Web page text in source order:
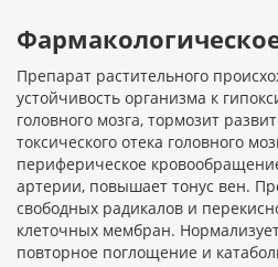
Препарат растительного
устойчивость организма к
головного мозга, тормозит
токсического отека головного
периферическое
артерии, повышает тонус вен.
свободных радикалов и
клеточных мембран.
повторное поглощение и